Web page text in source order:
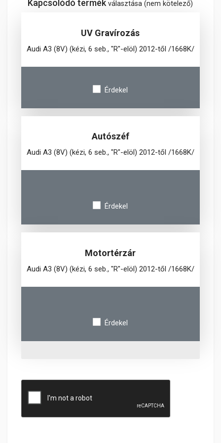
Kapcsolódó termékválasztása (nem kötelező)
UV Gravírozás
Audi A3 (8V) (kézi, 6 seb., "R"-elöl) 2012-től /1668K/
Érdekel
Autószéf
Audi A3 (8V) (kézi, 6 seb., "R"-elöl) 2012-től /1668K/
Érdekel
Motortérzár
Audi A3 (8V) (kézi, 6 seb., "R"-elöl) 2012-től /1668K/
Érdekel